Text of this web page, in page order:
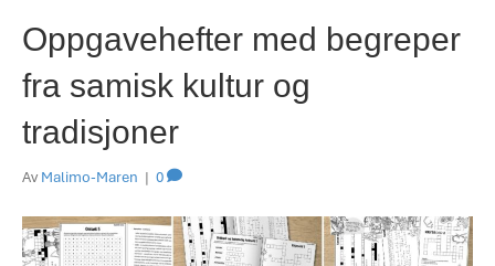
Oppgavehefter med begreper
fra samisk kultur og
tradisjoner
Av Malimo-Maren | 0